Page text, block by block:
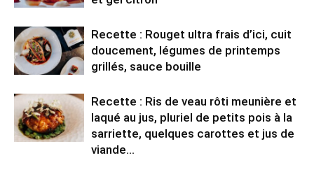
Recette : Rouget ultra frais d’ici, cuit
doucement, légumes de printemps
grillés, sauce bouille
Recette : Ris de veau rôti meunière et
laqué au jus, pluriel de petits pois à la
sarriette, quelques carottes et jus de
viande...